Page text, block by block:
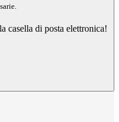
casella di posta elettronica!